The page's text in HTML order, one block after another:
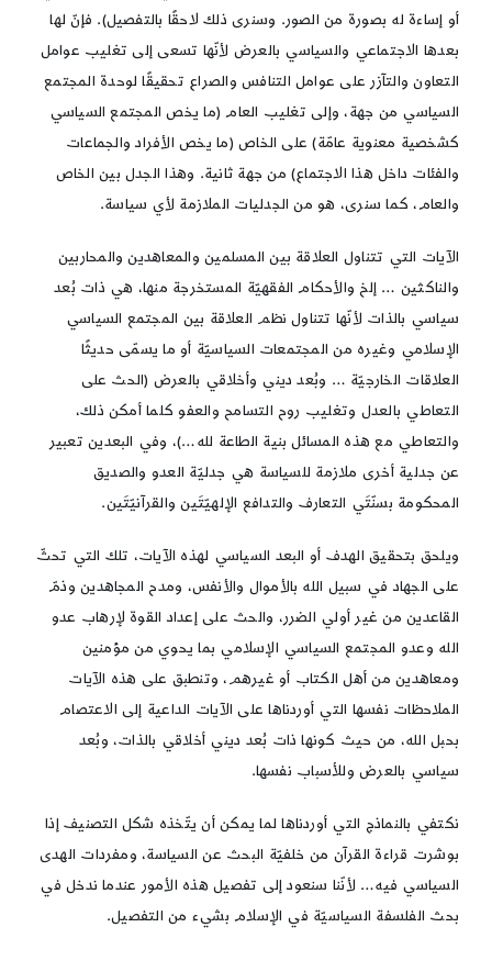
أو إساءة له بصورة من الصور. وسنرى ذلك لاحقًا بالتفصيل). فإنّ لها
بعدها الاجتماعي والسياسي بالعرض لأنّها تسعى إلى تغليب عوامل
التعاون والتآزر على عوامل التنافس والصراع تحقيقًا لوحدة المجتمع
السياسي من جهة، وإلى تغليب العام (ما يخص المجتمع السياسي
كشخصية معنوية عامّة) على الخاص (ما يخص الأفراد والجماعات
والفئات داخل هذا الاجتماع) من جهة ثانية. وهذا الجدل بين الخاص
والعام، كما سنرى، هو من الجدليات الملازمة لأي سياسة.
الآيات التي تتناول العلاقة بين المسلمين والمعاهدين والمحاربين
والناكثين … إلخ والأحكام الفقهيّة المستخرجة منها، هي ذات بُعد
سياسي بالذات لأنّها تتناول نظم العلاقة بين المجتمع السياسي
الإسلامي وغيره من المجتمعات السياسيّة أو ما يسمّى حديثًا
العلاقات الخارجيّة … وبُعد ديني وأخلاقي بالعرض (الحث على
التعاطي بالعدل وتغليب روح التسامح والعفو كلما أمكن ذلك،
والتعاطي مع هذه المسائل بنية الطاعة لله…)، وفي البعدين تعبير
عن جدلية أخرى ملازمة للسياسة هي جدليّة العدو والصديق
المحكومة بسنّتَي التعارف والتدافع الإلهيّتَين والقرآنيّتَين.
ويلحق بتحقيق الهدف أو البعد السياسي لهذه الآيات، تلك التي تحثّ
على الجهاد في سبيل الله بالأموال والأنفس، ومدح المجاهدين وذمّ
القاعدين من غير أولي الضرر، والحث على إعداد القوة لإرهاب عدو
الله وعدو المجتمع السياسي الإسلامي بما يحوي من مؤمنين
ومعاهدين من أهل الكتاب أو غيرهم، وتنطبق على هذه الآيات
الملاحظات نفسها التي أوردناها على الآيات الداعية إلى الاعتصام
بحبل الله، من حيث كونها ذات بُعد ديني أخلاقي بالذات، وبُعد
سياسي بالعرض وللأسباب نفسها.
نكتفي بالنماذج التي أوردناها لما يمكن أن يتّخذه شكل التصنيف إذا
بوشرت قراءة القرآن من خلفيّة البحث عن السياسة، ومفردات الهدى
السياسي فيه… لأنّنا سنعود إلى تفصيل هذه الأمور عندما ندخل في
بحث الفلسفة السياسيّة في الإسلام بشيء من التفصيل.